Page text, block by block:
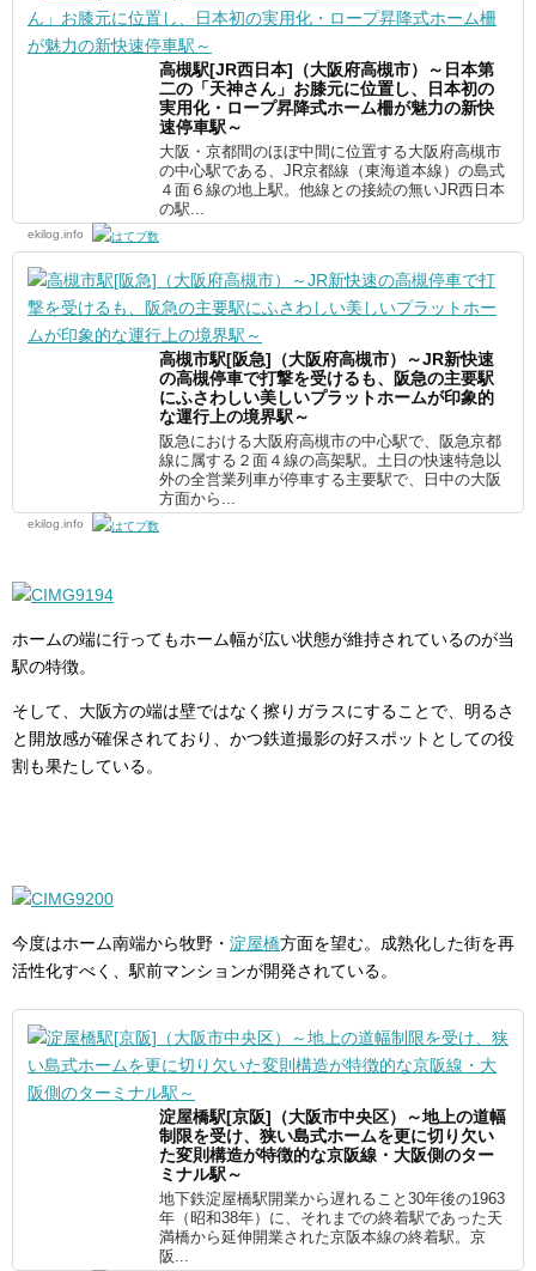
高槻駅[JR西日本]（大阪府高槻市）～日本第
二の「天神さん」お膝元に位置し、日本初の
実用化・ロープ昇降式ホーム柵が魅力の新快
速停車駅～
大阪・京都間のほぼ中間に位置する大阪府高槻市
の中心駅である、JR京都線（東海道本線）の島式
４面６線の地上駅。他線との接続の無いJR西日本
の駅...
ekilog.info
高槻市駅[阪急]（大阪府高槻市）～JR新快速
の高槻停車で打撃を受けるも、阪急の主要駅
にふさわしい美しいプラットホームが印象的
な運行上の境界駅～
阪急における大阪府高槻市の中心駅で、阪急京都
線に属する２面４線の高架駅。土日の快速特急以
外の全営業列車が停車する主要駅で、日中の大阪
方面から...
ekilog.info
ホームの端に行ってもホーム幅が広い状態が維持されているのが当
駅の特徴。
そして、大阪方の端は壁ではなく擦りガラスにすることで、明るさ
と開放感が確保されており、かつ鉄道撮影の好スポットとしての役
割も果たしている。
今度はホーム南端から牧野・ 淀屋橋方面を望む。成熟化した街を再
活性化すべく、駅前マンションが開発されている。
淀屋橋駅[京阪]（大阪市中央区）～地上の道幅
制限を受け、狭い島式ホームを更に切り欠い
た変則構造が特徴的な京阪線・大阪側のター
ミナル駅～
地下鉄淀屋橋駅開業から遅れること30年後の1963
年（昭和38年）に、それまでの終着駅であった天
満橋から延伸開業された京阪本線の終着駅。京
阪...